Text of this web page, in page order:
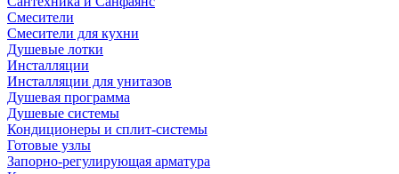
Смесители
Смесители для кухни
Душевые лотки
Инсталляции
Инсталляции для унитазов
Душевая программа
Душевые системы
Кондиционеры и сплит-системы
Готовые узлы
Запорно-регулирующая арматура